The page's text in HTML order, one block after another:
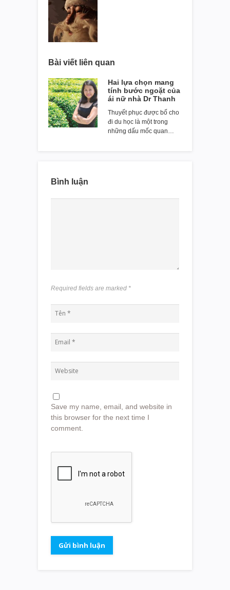
Bài viết liên quan
Hai lựa chọn mang
tính bước ngoặt của
ái nữ nhà Dr Thanh
Thuyết phục được bố cho
đi du học là một trong
những dấu mốc quan…
Bình luận
Required fields are marked *
Save my name, email, and website in
this browser for the next time I
comment.